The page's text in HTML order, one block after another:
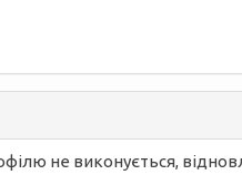
не виконується,